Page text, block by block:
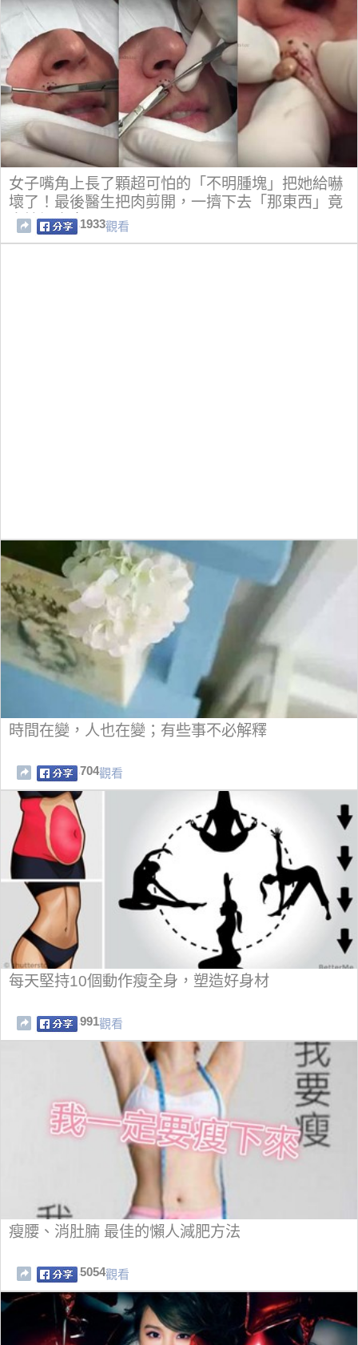
女子嘴角上長了顆超可怕的「不明腫塊」把她給嚇
壞了！最後醫生把肉剪開，一擠下去「那東西」竟
直接爆出來....
1933觀看
時間在變，人也在變；有些事不必解釋
704觀看
每天堅持10個動作瘦全身，塑造好身材
991觀看
瘦腰、消肚腩 最佳的懶人減肥方法
5054觀看